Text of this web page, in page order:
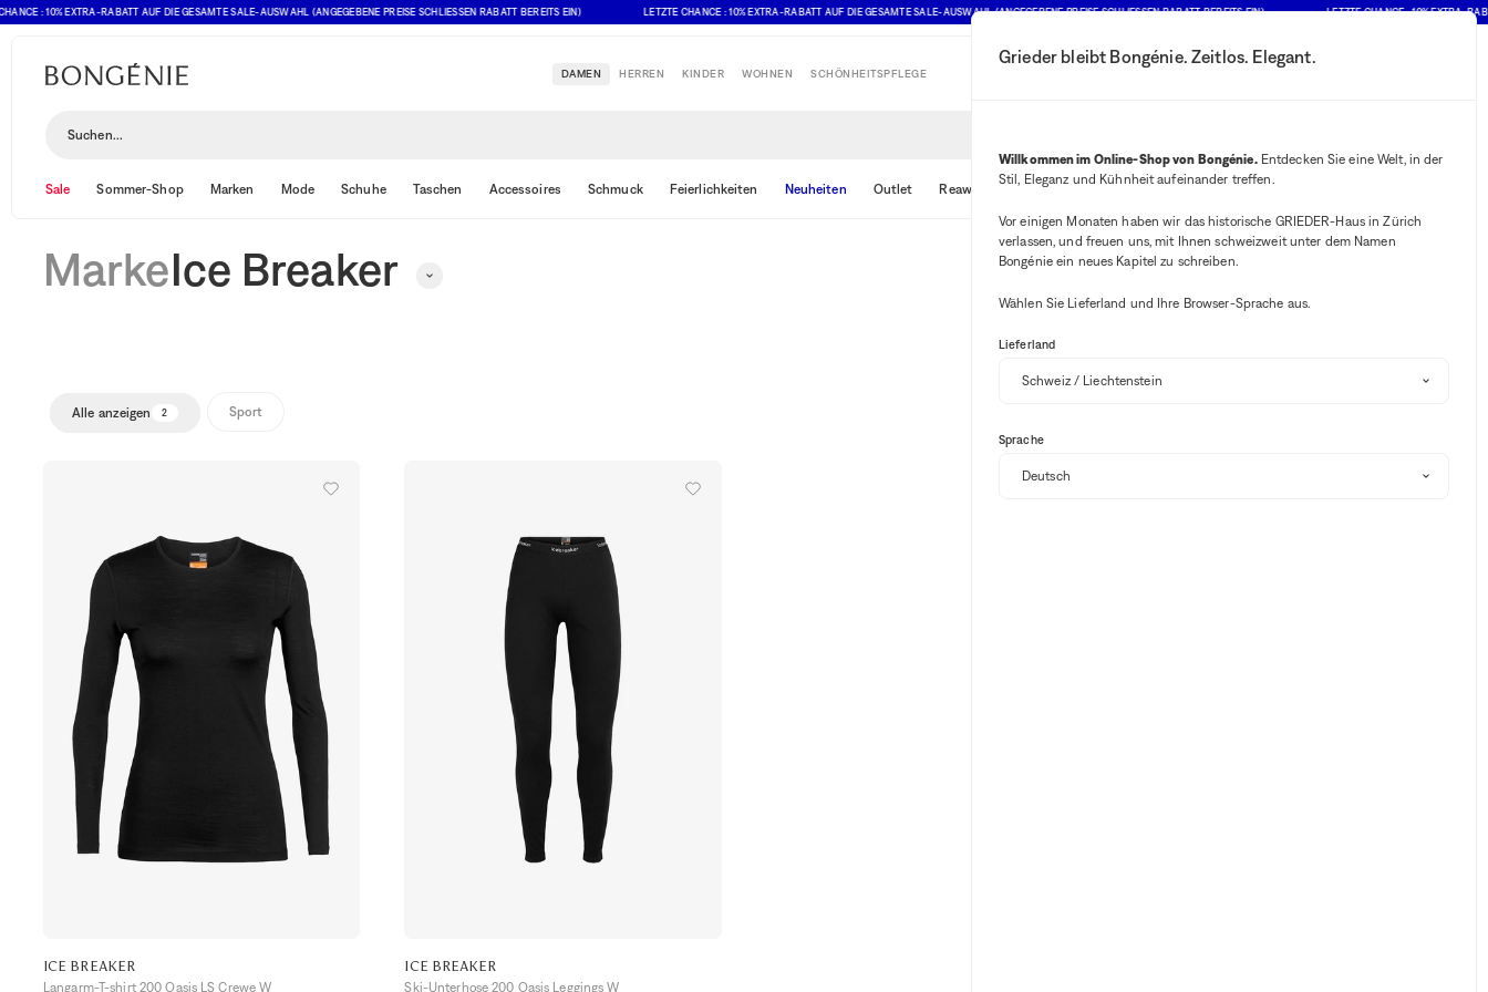
: 10% EXTRA-RABATT AUF DIE GESAMTE SALE-AUSWAHL (ANGEGEBENE PREISE SCHLIESSEN RABATT BEREITS EIN) LETZTE CHANCE : 10% EXTRA-RABATT AUF DIE GESAMTE SALE-AUSWAHL (ANGEGEBENE PREISE SCHLIESSEN RABATT BEREITS EIN) LETZTE CHANCE : 10% EXTRA-
DAMEN HERREN KINDER WOHNEN SCHÖNHEITSPFLEGE
Suchen...
Sale Sommer-Shop Marken Mode Schuhe Taschen Accessoires Schmuck Feierlichkeiten Neuheiten Outlet Reawake & Bongénie
MarkeIce Breaker
Alle anzeigen 2 Sport
ICE BREAKER
Langarm-T-shirt 200 Oasis LS Crewe W
ICE BREAKER
Ski-Unterhose 200 Oasis Leggings W
Grieder bleibt Bongénie. Zeitlos. Elegant.
Willkommen im Online-Shop von Bongénie.Entdecken Sie eine Welt, in der
Stil, Eleganz und Kühnheit aufeinander treffen.
Vor einigen Monaten haben wir das historische GRIEDER-Haus in Zürich
verlassen, und freuen uns, mit Ihnen schweizweit unter dem Namen
Bongénie ein neues Kapitel zu schreiben.
Wählen Sie Lieferland und Ihre Browser-Sprache aus.
Lieferland
Sprache